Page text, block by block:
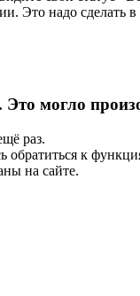
Это надо
могло
раз.
обратиться к
на сайте.